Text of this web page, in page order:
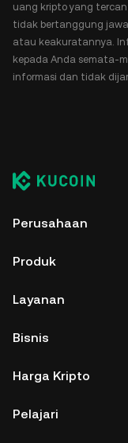
uang kripto yang
tidak bertanggung
atau keakuratannya.
kepada Anda semata-
informasi dan tidak
Perusahaan
Produk
Layanan
Bisnis
Harga Kripto
Pelajari